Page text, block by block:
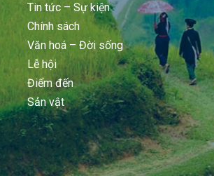
Tin tức – Sự kiện
Chính sách
Văn hoá – Đời sống
Lễ hội
Điểm đến
Sản vật